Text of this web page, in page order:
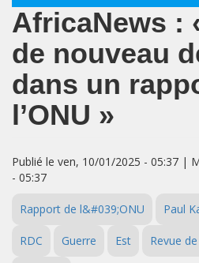
AfricaNews :
de nouveau
dans un
l’ONU »
Publié le ven, 10/01/2025 - 05:37 |
- 05:37
Rapport de l&#039;ONU Paul
RDC Guerre Est Revue